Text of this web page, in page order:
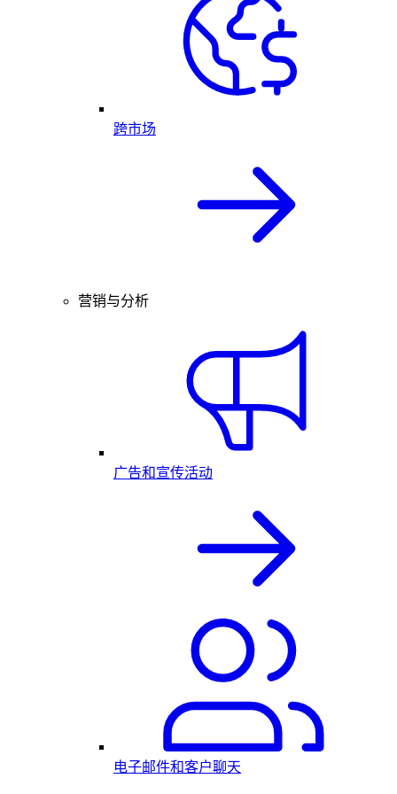
跨市场
营销与分析
广告和宣传活动
电子邮件和客户聊天